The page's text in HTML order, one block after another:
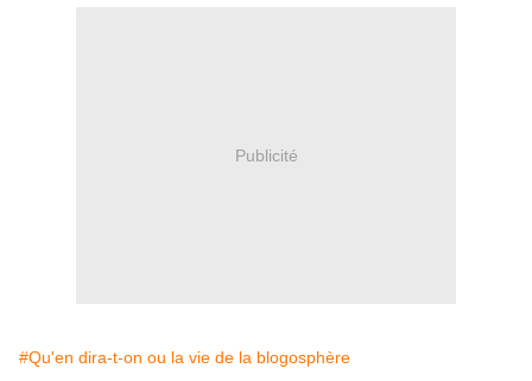
Publicité
#Qu'en dira-t-on ou la vie de la blogosphère